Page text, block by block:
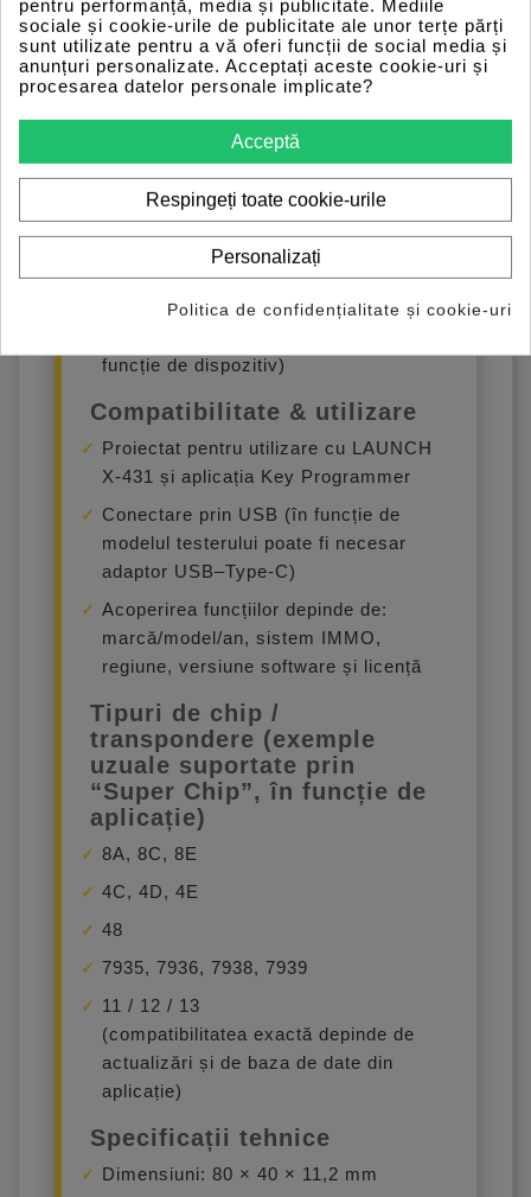
Deblocare Smart Key Toyota (acolo
unde este suportat)
Funcții utile pentru
Test semnal bobină contact / antenă
IMMO (verificare rapidă a funcționării)
Verificare semnal telecomandă +
frecvență pentru depistarea rapidă a
Actualizări firmware/aplicație/bază de
funcție de dispozitiv)
Compatibilitate & utilizare
Proiectat pentru utilizare cu LAUNCH
X-431 și aplicația Key Programmer
Conectare prin USB (în funcție de
modelul testerului poate fi necesar
adaptor USB–Type-C)
Acoperirea funcțiilor depinde de:
marcă/model/an, sistem IMMO,
regiune, versiune software și licență
Tipuri de chip /
transpondere (exemple
uzuale suportate prin
“Super Chip”, în funcție de
aplicație)
8A, 8C, 8E
4C, 4D, 4E
48
7935, 7936, 7938, 7939
11 / 12 / 13
(compatibilitatea exactă depinde de
actualizări și de baza de date din
aplicație)
Specificații tehnice
Dimensiuni: 80 × 40 × 11,2 mm
pentru performanță, media și publicitate. Mediile
sociale și cookie-urile de publicitate ale unor terțe părți
sunt utilizate pentru a vă oferi funcții de social media și
anunțuri personalizate. Acceptați aceste cookie-uri și
procesarea datelor personale implicate?
Acceptă
Respingeți toate cookie-urile
Personalizați
Politica de confidențialitate și cookie-uri